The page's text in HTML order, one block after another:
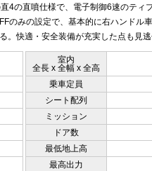
4の直噴仕様で、電子制御6速のティ
のみの設定で、基本的に右ハンドル
。快適・安全装備が充実した点も見
室内
全長 x 全幅 x 全高
乗車定員
シート配列
ミッション
ドア数
最低地上高
最高出力